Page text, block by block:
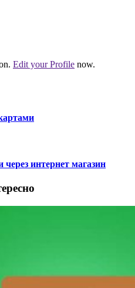
Edit your Profile now.
интернет магазин